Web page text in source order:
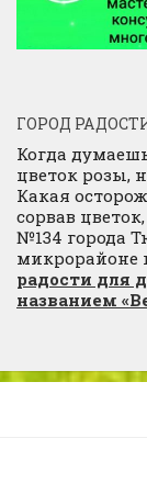
ГОРОД
Когда
цветок розы,
Какая
сорвав
№134 города
микрорайоне
радости для
названием